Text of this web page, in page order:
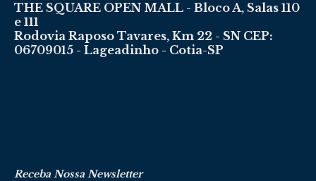
THE SQUARE OPEN MALL - Bloco A, Salas 110
e 111
Rodovia Raposo Tavares, Km 22 - SN CEP:
06709015 - Lageadinho - Cotia-SP
Receba Nossa Newsletter